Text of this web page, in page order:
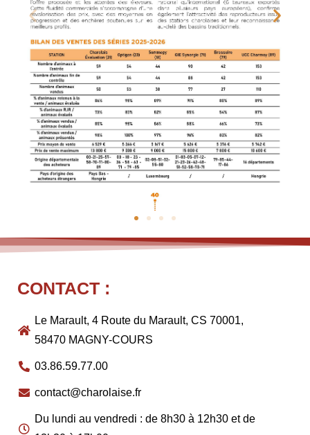
CONTACT :
Le Marault, 4 Route du Marault, CS 70001,
58470 MAGNY-COURS
03.86.59.77.00
contact@charolaise.fr
Du lundi au vendredi : de 8h30 à 12h30 et de